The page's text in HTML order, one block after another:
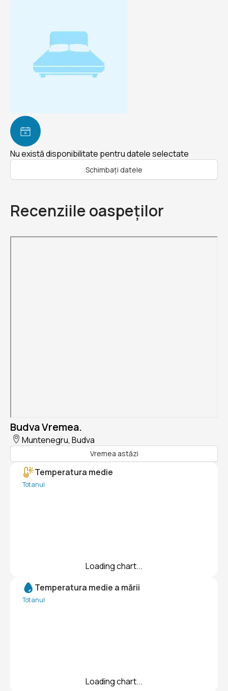
Nu există disponibilitate pentru datele selectate
Schimbați datele
Recenziile oaspeților
Budva Vremea.
Muntenegru, Budva
Vremea astăzi
Temperatura medie
Tot anul
Loading chart...
Temperatura medie a mării
Tot anul
Loading chart...